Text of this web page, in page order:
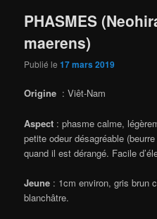
PHASMES
maerens)
Publié le17 mars 2019
Origine : Viêt-Nam
Aspect : phasme calme,
petite odeur désagréable
quand il est dérangé. Facile
Jeune : 1cm environ, gris brun
blanchâtre.